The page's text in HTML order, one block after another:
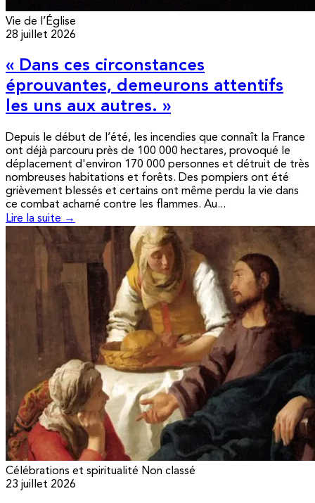
Vie de l’Église
28 juillet 2026
« Dans ces circonstances
éprouvantes, demeurons attentifs
les uns aux autres. »
Depuis le début de l’été, les incendies que connaît la France
ont déjà parcouru près de 100 000 hectares, provoqué le
déplacement d'environ 170 000 personnes et détruit de très
nombreuses habitations et forêts. Des pompiers ont été
grièvement blessés et certains ont même perdu la vie dans
ce combat acharné contre les flammes. Au...
Lire la suite →
Célébrations et spiritualité Non classé
23 juillet 2026